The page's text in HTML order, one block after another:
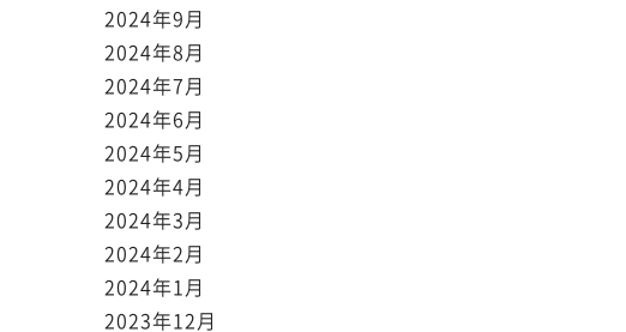
2024年9月
2024年8月
2024年7月
2024年6月
2024年5月
2024年4月
2024年3月
2024年2月
2024年1月
2023年12月